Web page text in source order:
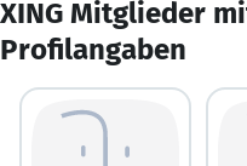
XING Mitglieder
Profilangaben